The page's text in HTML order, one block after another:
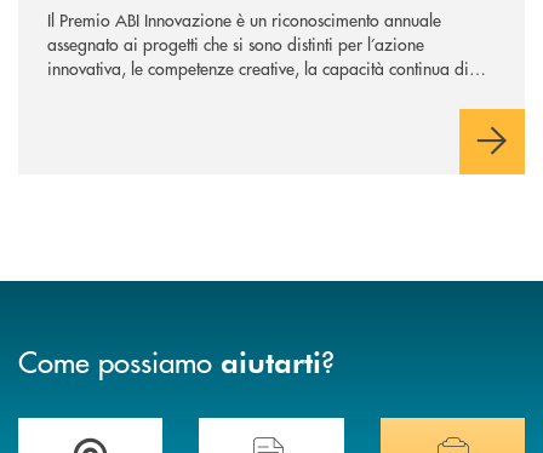
Il Premio ABI Innovazione è un riconoscimento annuale
assegnato ai progetti che si sono distinti per l’azione
innovativa, le competenze creative, la capacità continua di
operazioni e rispondere alla crescente velocità e complessità
Come possiamo aiutarti?
Accedi all' elenco completo delle filiali di Banca di Caraglio.
Hai bisogno di assistenza immediata?
Hai bisogno di